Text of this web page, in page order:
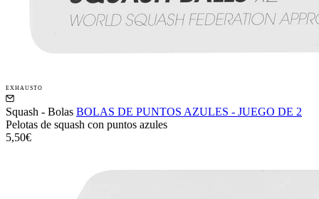
EXHAUSTO
Squash - Bolas BOLAS DE PUNTOS AZULES - JUEGO DE 2
Pelotas de squash con puntos azules
5,50€